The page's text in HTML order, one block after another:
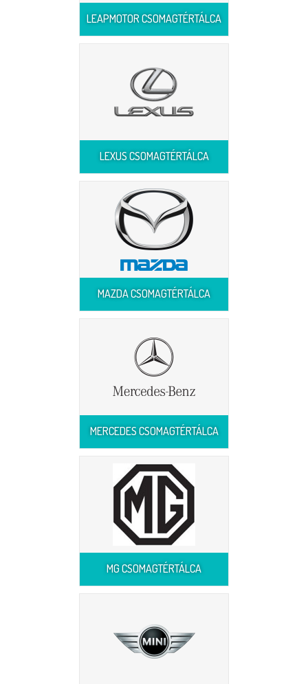
LEAPMOTOR CSOMAGTÉRTÁLCA
LEXUS CSOMAGTÉRTÁLCA
MAZDA CSOMAGTÉRTÁLCA
MERCEDES CSOMAGTÉRTÁLCA
MG CSOMAGTÉRTÁLCA